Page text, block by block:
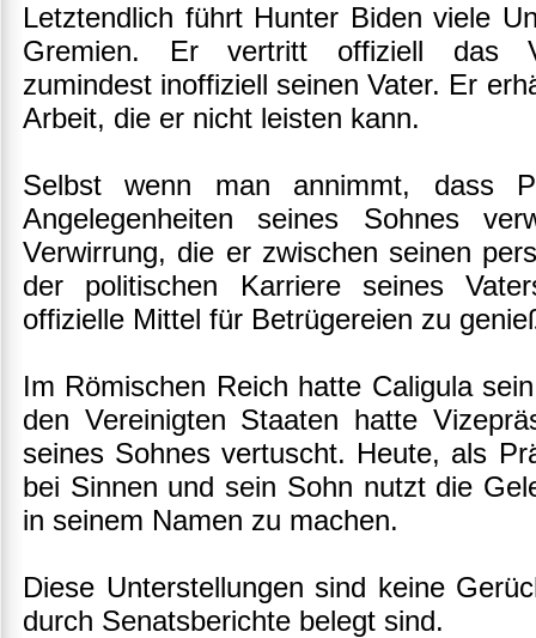
Letztendlich führt Hunter Biden viele
Gremien. Er vertritt offiziell das
zumindest inoffiziell seinen Vater. Er
Arbeit, die er nicht leisten kann.
Selbst wenn man annimmt, dass
Angelegenheiten seines Sohnes
Verwirrung, die er zwischen seinen
der politischen Karriere seines
offizielle Mittel für Betrügereien zu
Im Römischen Reich hatte Caligula
den Vereinigten Staaten hatte
seines Sohnes vertuscht. Heute, als
bei Sinnen und sein Sohn nutzt die
in seinem Namen zu machen.
Diese Unterstellungen sind keine
durch Senatsberichte belegt sind.